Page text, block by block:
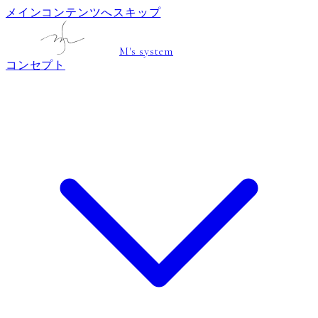
メインコンテンツへスキップ
M's system
コンセプト